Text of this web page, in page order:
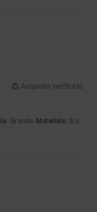
Acquisto verificato
: Grande Materiale: 5 /5